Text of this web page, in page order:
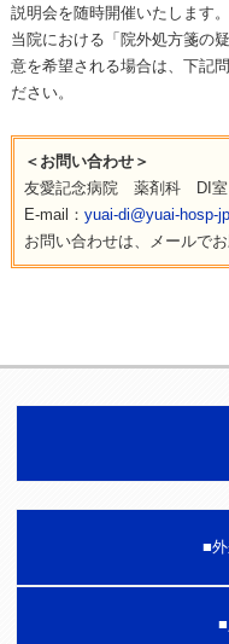
説明会を随時開催いたします。
当院における「院外処方箋の
意を希望される場合は、下記
ださい。
＜お問い合わせ＞
友愛記念病院 薬剤科 DI室
E-mail： yuai-di@yuai-hosp-
お問い合わせは、メールでお